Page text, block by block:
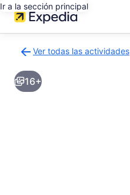
Ir a la sección principal
Ver todas las actividades
a
la
página
16+